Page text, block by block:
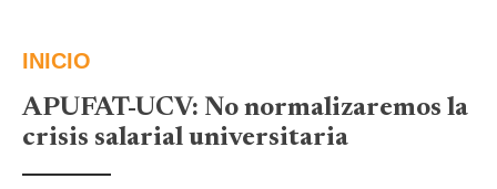
INICIO
APUFAT-UCV: No normalizaremos la
crisis salarial universitaria